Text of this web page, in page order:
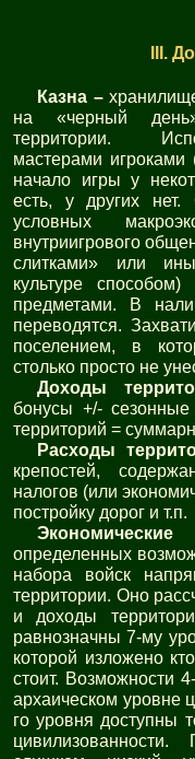
III.
Казна –
на «черный
территории.
мастерами
начало игры у
есть, у других нет.
условных
внутриигрового
слитками» или
культуре
предметами. В
переводятся.
поселением, в
столько просто не
Доходы
бонусы +/-
территорий =
Расходы
крепостей,
налогов (или
постройку дорог и т.п.
определенных
набора войск
территории. Оно
и доходы
равнозначны 7-му
которой изложено
стоит. Возможности
архаическом уровне
го уровня доступны